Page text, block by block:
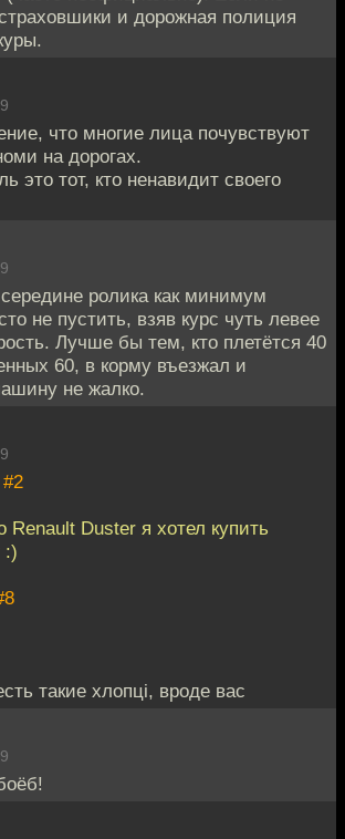
и дорожная полиция
что многие лица почувствуют
на дорогах.
это тот, кто ненавидит своего
ролика как минимум
не пустить, взяв курс чуть левее
Лучше бы тем, кто плетётся 40
60, в корму въезжал и
не жалко.
#2
Renault Duster я хотел купить
:)
такие хлопцi, вроде вас